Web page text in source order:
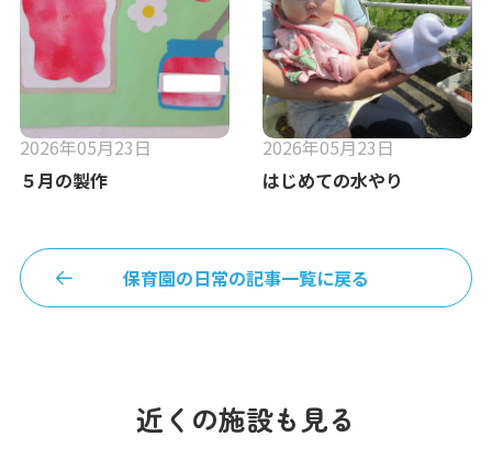
2026年05月23日
５月の製作
2026年05月23日
はじめての水やり
保育園の日常の記事一覧に戻る
近くの施設も見る